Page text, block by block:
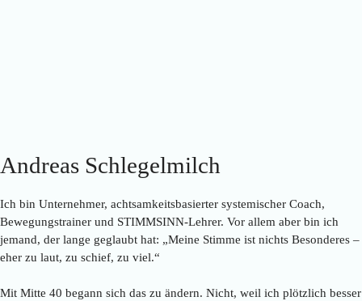
Andreas Schlegelmilch
Ich bin Unternehmer, achtsamkeitsbasierter systemischer Coach,
Bewegungstrainer und STIMMSINN-Lehrer. Vor allem aber bin ich
jemand, der lange geglaubt hat: „Meine Stimme ist nichts Besonderes –
eher zu laut, zu schief, zu viel.“
Mit Mitte 40 begann sich das zu ändern. Nicht, weil ich plötzlich besser